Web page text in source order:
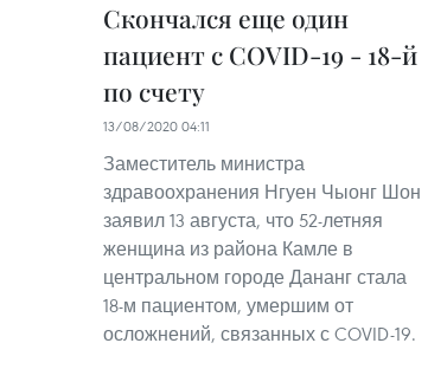
Скончался еще один
пациент с COVID-19 - 18-й
по счету
13/08/2020 04:11
Заместитель министра
здравоохранения Нгуен Чыонг Шон
заявил 13 августа, что 52-летняя
женщина из района Камле в
центральном городе Дананг стала
18-м пациентом, умершим от
осложнений, связанных с COVID-19.